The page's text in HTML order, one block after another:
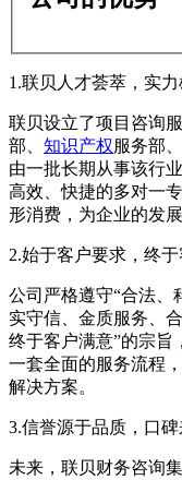
1.联贝人才荟萃，实
联贝设立了项目咨询
部、 知识产权服务部
由一批长期从事该行
高效、快捷的多对一
形消费，为企业的发展
2.始于客户要求，终
公司严格遵守“合法、
实守信、金质服务、
终于客户满意”的宗旨
一套全面的服务流程
解决方案。
3.信誉源于品质，口
未来，联贝财务咨询